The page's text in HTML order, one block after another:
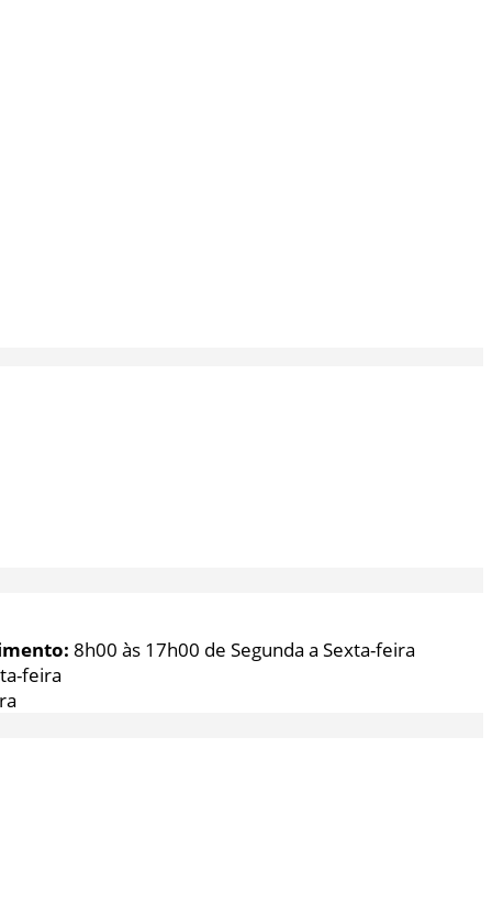
8h00 às 17h00 de Segunda a Sexta-feira
feira